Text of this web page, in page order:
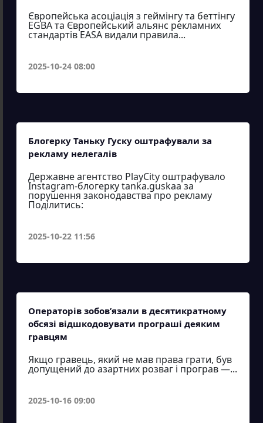
Європейська асоціація з геймінгу та беттінгу
EGBA та Європейський альянс рекламних
стандартів EASA видали правила...
2025-10-24 08:00
Блогерку Таньку Гуску оштрафували за
рекламу нелегалів
Державне агентство PlayCity оштрафувало
Instagram-блогерку tanka.guskaa за
порушення законодавства про рекламу
Поділитись:
2025-10-22 11:56
Операторів зобов’язали в десятикратному
обсязі відшкодовувати програші деяким
гравцям
Якщо гравець, який не мав права грати, був
допущений до азартних розваг і програв —...
2025-10-16 09:00